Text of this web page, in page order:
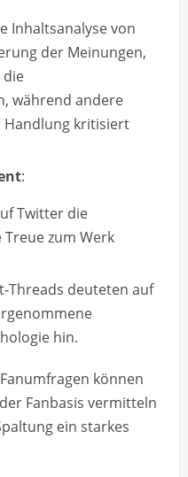
Inhaltsanalyse von
der Meinungen,
die
während andere
Handlung kritisiert
:
Twitter die
zum Werk
Threads deuteten auf
hin.
können
Fanbasis vermitteln
ein starkes